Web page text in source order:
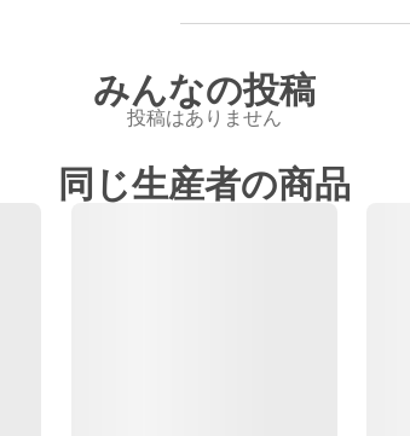
みんなの投稿
投稿はありません
同じ生産者の商品